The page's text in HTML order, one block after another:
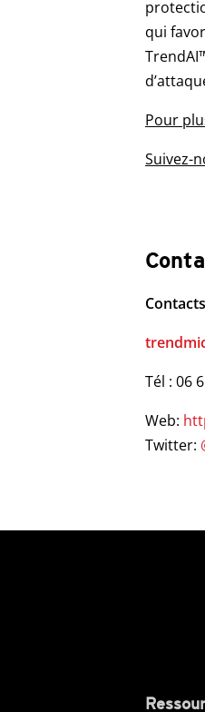
qui
Pour
Suivez-
Tél : 06
Web:
Twitter: